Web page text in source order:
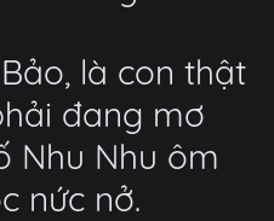
là con thật
đang mơ
Nhu Nhu ôm
nức nở.